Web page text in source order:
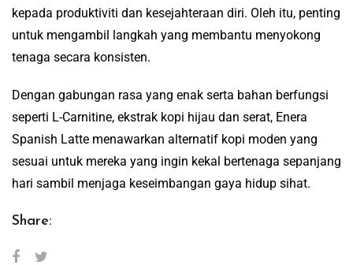
kepada produktiviti dan kesejahteraan diri. Oleh itu, penting
untuk mengambil langkah yang membantu menyokong
tenaga secara konsisten.
Dengan gabungan rasa yang enak serta bahan berfungsi
seperti L-Carnitine, ekstrak kopi hijau dan serat, Enera
Spanish Latte menawarkan alternatif kopi moden yang
sesuai untuk mereka yang ingin kekal bertenaga sepanjang
hari sambil menjaga keseimbangan gaya hidup sihat.
Share: